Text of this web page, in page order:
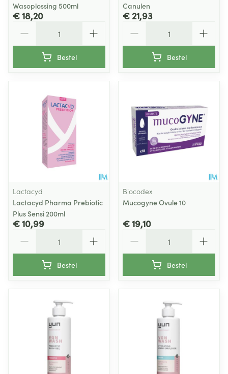
Wasoplossing 500ml
€ 18,20
Bestel
Canulen
€ 21,93
Bestel
Lactacyd
Lactacyd Pharma Prebiotic
Plus Sensi 200ml
€ 10,99
Bestel
Biocodex
Mucogyne Ovule 10
€ 19,10
Bestel